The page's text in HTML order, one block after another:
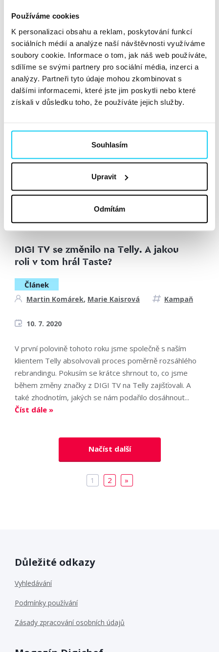
Používáme cookies
K personalizaci obsahu a reklam, poskytování funkcí
sociálních médií a analýze naší návštěvnosti využíváme
soubory cookie. Informace o tom, jak náš web používáte,
sdílíme se svými partnery pro sociální média, inzerci a
analýzy. Partneři tyto údaje mohou zkombinovat s
dalšími informacemi, které jste jim poskytli nebo které
získali v důsledku toho, že používáte jejich služby.
Souhlasím
Upravit
Odmítám
vhodné kroky k zapracování pro další rok. Primárním...
Číst dále »
Aplikace, která pomáhá
Článek
Kristýna Vitvarová ,Martin Komárek
společností Takeda a pacientskou organizací Pacienti
IBD zrealizovali osvětovou kampaň pro pacienty trpící
Crohnovou chorobou a Ulcerózní kolitidou (IBD). V Taste
Číst dále »
DIGI TV se změnilo na Telly. A jakou
roli v tom hrál Taste?
Článek
Martin Komárek, Marie Kaisrová Kampaň
10. 7. 2020
V první polovině tohoto roku jsme společně s naším
klientem Telly absolvovali proces poměrně rozsáhlého
rebrandingu. Pokusím se krátce shrnout to, co jsme
během změny značky z DIGI TV na Telly zajišťovali. A
také zhodnotím, jakých se nám podařilo dosáhnout...
Číst dále »
Načíst další
1 2 »
Důležité odkazy
Vyhledávání
Podmínky používání
Zásady zpracování osobních údajů